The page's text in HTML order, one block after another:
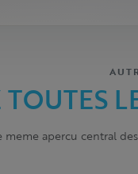
apercu central